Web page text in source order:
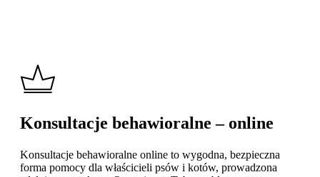
Konsultacje behawioralne – online
Konsultacje behawioralne online to wygodna, bezpieczna
forma pomocy dla właścicieli psów i kotów, prowadzona